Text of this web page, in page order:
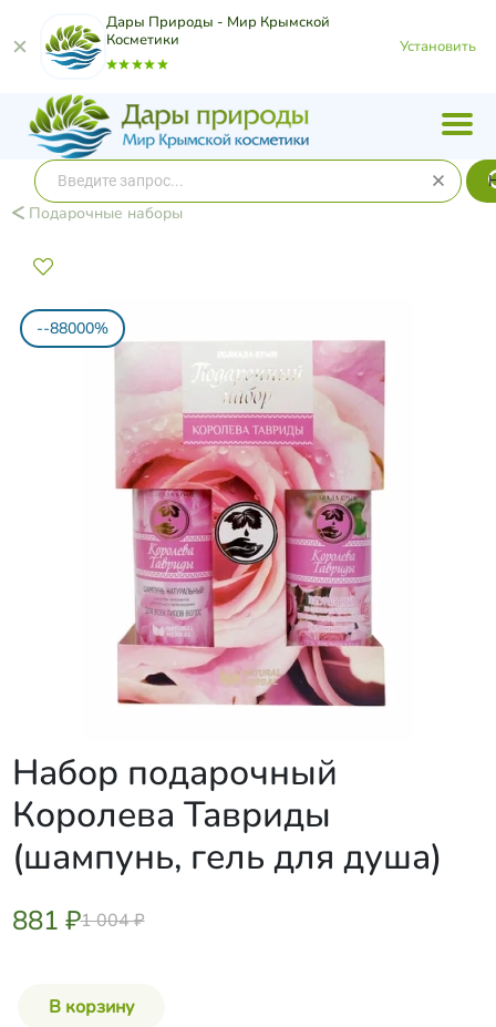
Дары Природы - Мир Крымской
Косметики
Установить
Подарочные наборы
--88000%
Набор подарочный
Королева Тавриды
(шампунь, гель для душа)
881 ₽1 004 ₽